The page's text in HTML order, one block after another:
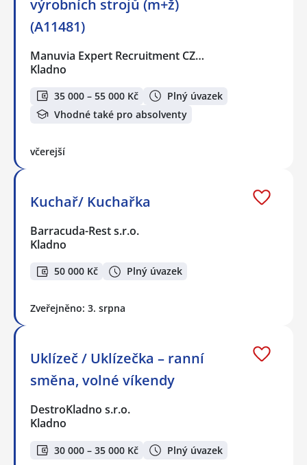
výrobních strojů (m+ž)
(A11481)
Manuvia Expert Recruitment CZ…
Kladno
35 000 – 55 000 Kč
Plný úvazek
Vhodné také pro absolventy
včerejší
Kuchař/ Kuchařka
Barracuda-Rest s.r.o.
Kladno
50 000 Kč Plný úvazek
Zveřejněno: 3. srpna
Uklízeč / Uklízečka – ranní
směna, volné víkendy
DestroKladno s.r.o.
Kladno
30 000 – 35 000 Kč Plný úvazek